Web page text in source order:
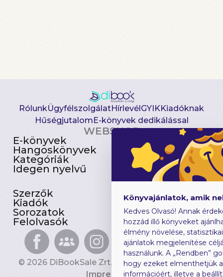
RólunkÜgyfélszolgálatHírlevélGYIKKiadóknak
HűségjutalomE-könyvek dedikálással
WEBSHOP
E-könyvek
Hangoskönyvek
Kategóriák
Idegen nyelvű
Csomagajánlatok
Akciósak
Előjegyezhetők
Újdonságok
Szerzők
Kiadók
Sorozatok
Felolvasók
Gyerekkönyvek
Heti toplista
Ajándékutalvány
Blog
© 2026 DiBookSale Zrt. Minden jog fenntartva.
Impresszum
Könyvajánlatok, amik
Kedves Olvasó! Annak
hozzád illő könyveket
élmény növelése,
ajánlatok megjelenítése
használunk. A „Rendben”
hogy ezeket elmenthetjük
információért, illetve a